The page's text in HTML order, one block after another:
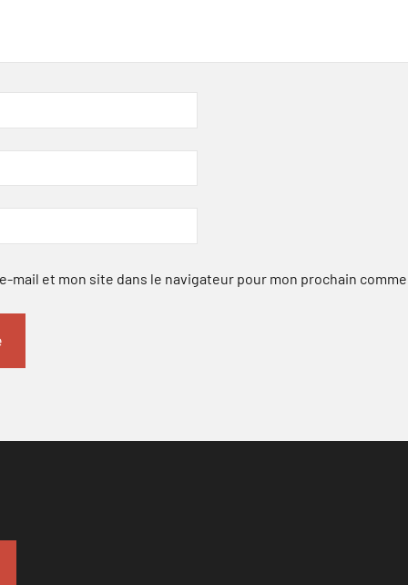
mail et mon site dans le navigateur pour mon prochain